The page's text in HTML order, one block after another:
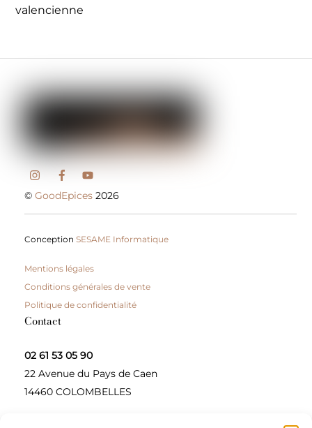
valencienne
©GoodEpices 2026
ConceptionSESAME Informatique
Mentions légales
Conditions générales de vente
Politique de confidentialité
Contact
02 61 53 05 90
22 Avenue du Pays de Caen
14460 COLOMBELLES